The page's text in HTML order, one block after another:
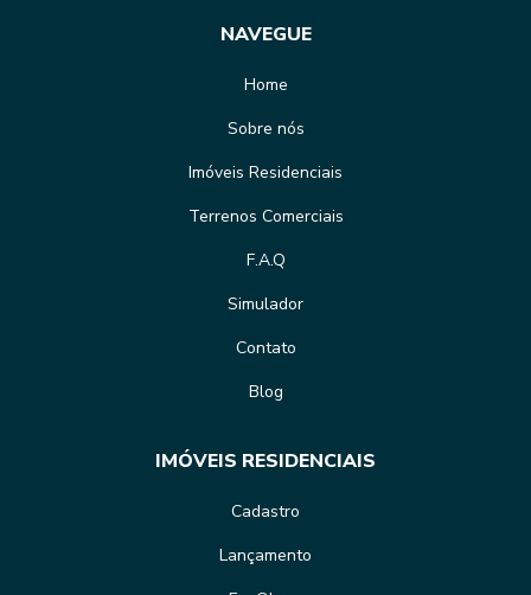
NAVEGUE
Home
Sobre nós
Imóveis Residenciais
Terrenos Comerciais
F.A.Q
Simulador
Contato
Blog
IMÓVEIS RESIDENCIAIS
Cadastro
Lançamento